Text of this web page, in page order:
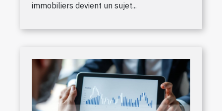
immobiliers devient un sujet...